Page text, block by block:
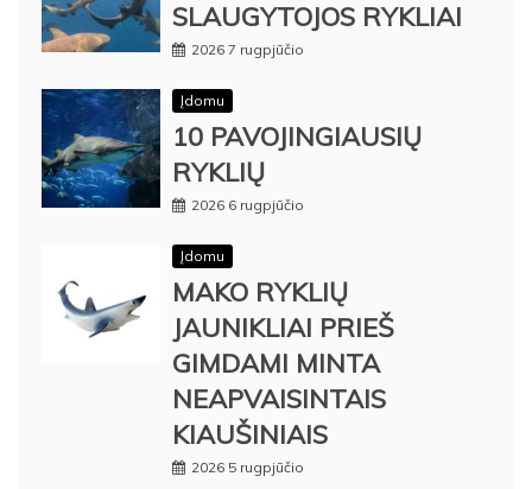
SLAUGYTOJOS RYKLIAI
2026 7 rugpjūčio
Įdomu
10 PAVOJINGIAUSIŲ
RYKLIŲ
2026 6 rugpjūčio
Įdomu
MAKO RYKLIŲ
JAUNIKLIAI PRIEŠ
GIMDAMI MINTA
NEAPVAISINTAIS
KIAUŠINIAIS
2026 5 rugpjūčio